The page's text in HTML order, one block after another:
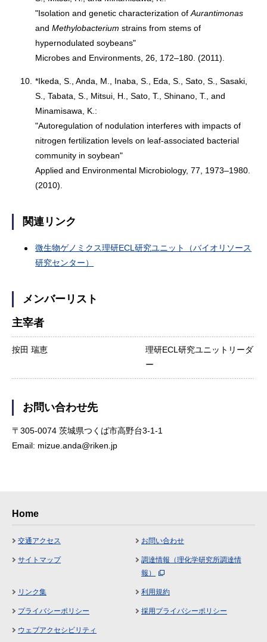
"Isolation and genetic characterization ofAurantimonas
andMethylobacterium strains from stems of
hypernodulated soybeans"
Microbes and Environments, 26, 172–180. (2011).
10. *Ikeda, S., Anda, M., Inaba, S., Eda, S., Sato, S., Sasaki,
S., Tabata, S., Mitsui, H., Sato, T., Shinano, T., and
Minamisawa, K.:
"Autoregulation of nodulation interferes with impacts of
nitrogen fertilization levels on leaf-associated bacterial
community in soybean"
Applied and Environmental Microbiology, 77, 1973–1980.
(2010).
関連リンク
微生物ゲノミクス理研ECL研究ユニット（バイオリソース
研究センター）
メンバーリスト
主宰者
按田 瑞恵
理研ECL研究ユニットリーダ
ー
お問い合わせ先
〒305-0074 茨城県つくば市高野台3-1-1
Email: mizue.anda@riken.jp
Home
交通アクセス お問い合わせ
サイトマップ
調達情報（理化学研究所調達情
報）
リンク集 利用規約
プライバシーポリシー 採用プライバシーポリシー
ウェブアクセシビリティ